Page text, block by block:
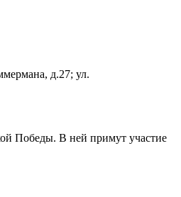
д.27; ул.
Победы. В ней примут участие